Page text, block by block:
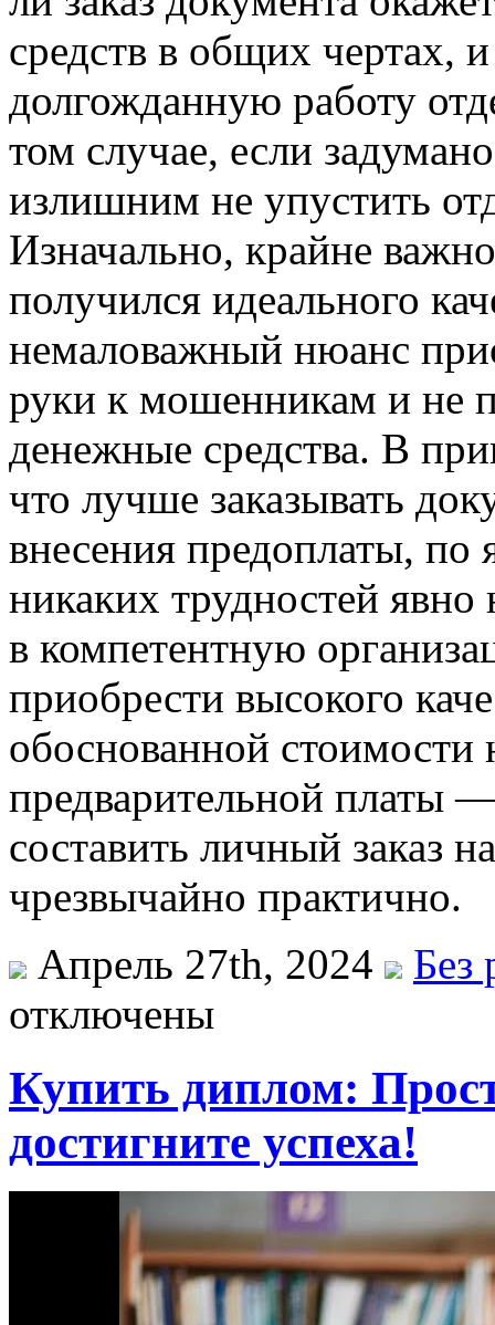
средств в общих чертах,
долгожданную работу
том случае, если
излишним не упустить
Изначально, крайне
получился идеального
немаловажный нюанс
руки к мошенникам и не
денежные средства. В
что лучше заказывать
внесения предоплаты,
никаких трудностей явно
в компетентную
приобрести высокого
обоснованной стоимости
предварительной платы
составить личный заказ
чрезвычайно практично.
Апрель 27th, 2024
Без
отключены
Купить диплом:
достигните успеха!